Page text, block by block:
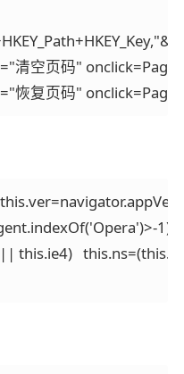
清空页码"
1);
|| this.ie4)